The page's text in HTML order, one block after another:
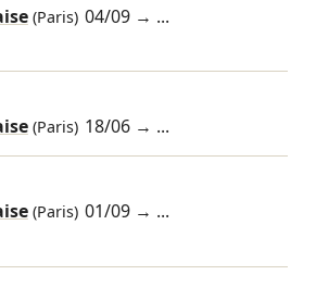
(Paris) 04/09 → ...
(Paris) 18/06 → ...
(Paris) 01/09 → ...